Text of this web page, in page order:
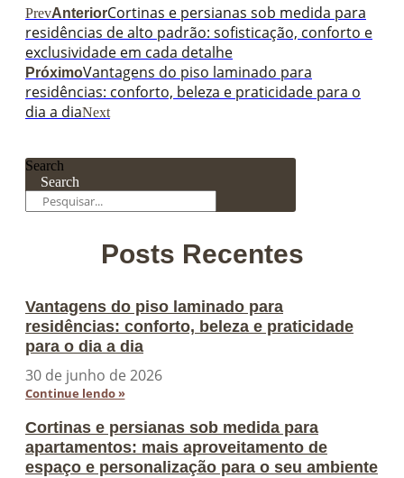
PrevAnteriorCortinas e persianas sob medida para
residências de alto padrão: sofisticação, conforto e
exclusividade em cada detalhe
PróximoVantagens do piso laminado para
residências: conforto, beleza e praticidade para o
dia a diaNext
Search
Search
Posts Recentes
Vantagens do piso laminado para
residências: conforto, beleza e praticidade
para o dia a dia
30 de junho de 2026
Continue lendo »
Cortinas e persianas sob medida para
apartamentos: mais aproveitamento de
espaço e personalização para o seu ambiente